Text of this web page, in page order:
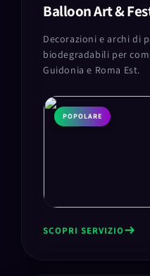
Balloon Art &
Decorazioni e archi di
biodegradabili per
Guidonia e Roma Est.
POPOLARE
SCOPRI SERVIZIO